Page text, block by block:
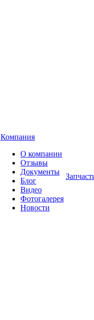
Компания
О компании
Отзывы
Документы
Блог
Видео
Фотогалерея
Новости